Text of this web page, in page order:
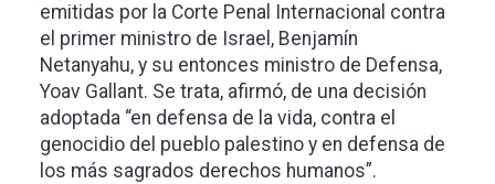
emitidas por la Corte Penal Internacional contra
el primer ministro de Israel, Benjamín
Netanyahu, y su entonces ministro de Defensa,
Yoav Gallant. Se trata, afirmó, de una decisión
adoptada “en defensa de la vida, contra el
genocidio del pueblo palestino y en defensa de
los más sagrados derechos humanos”.